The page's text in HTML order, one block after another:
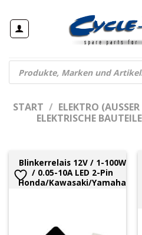
Inhalt
springen
Products
search
START / ELEKTRO
ELEKTRISCHE BAUTEILE
Blinkerrelais 12V / 1-100W
/ 0.05-10A LED 2-Pin
Honda/Kawasaki/Yamaha